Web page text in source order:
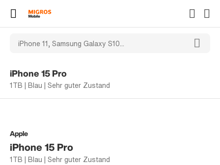
iPhone 15 Pro
1TB | Blau | Sehr guter Zustand
Apple
iPhone 15 Pro
1TB | Blau | Sehr guter Zustand